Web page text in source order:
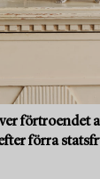
förtroendet
förra